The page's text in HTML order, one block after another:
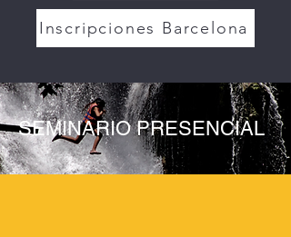
Inscripciones Barcelona
SEMINARIO PRESENCIAL